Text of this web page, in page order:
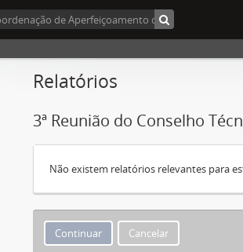
Relatórios
3ª Reunião do Conselho
Não existem relatórios relevantes para
Cancelar